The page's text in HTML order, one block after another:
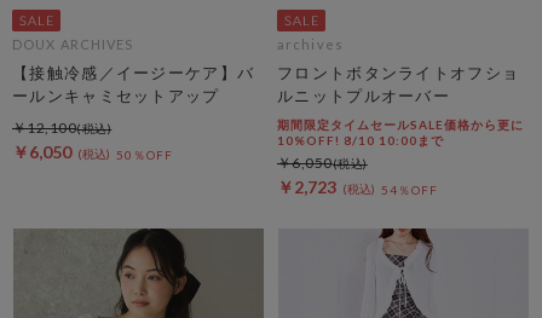
DOUX ARCHIVES
【接触冷感／イージーケア】バ
ールンキャミセットアップ
￥6,050 50％OFF
￥12,100
archives
フロントボタンライトオフショ
ルニットプルオーバー
期間限定タイムセールSALE価格から更に
10%OFF! 8/10 10:00まで
￥2,723 54％OFF
￥6,050